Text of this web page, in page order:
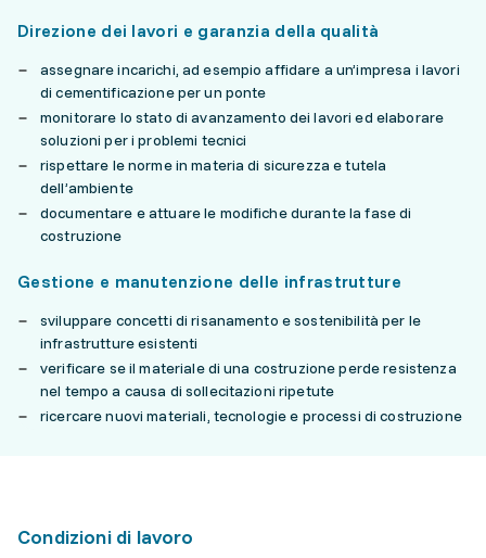
Direzione dei lavori e garanzia della qualità
assegnare incarichi, ad esempio affidare a un’impresa i lavori
di cementificazione per un ponte
monitorare lo stato di avanzamento dei lavori ed elaborare
soluzioni per i problemi tecnici
rispettare le norme in materia di sicurezza e tutela
dell’ambiente
documentare e attuare le modifiche durante la fase di
costruzione
Gestione e manutenzione delle infrastrutture
sviluppare concetti di risanamento e sostenibilità per le
infrastrutture esistenti
verificare se il materiale di una costruzione perde resistenza
nel tempo a causa di sollecitazioni ripetute
ricercare nuovi materiali, tecnologie e processi di costruzione
Condizioni di lavoro